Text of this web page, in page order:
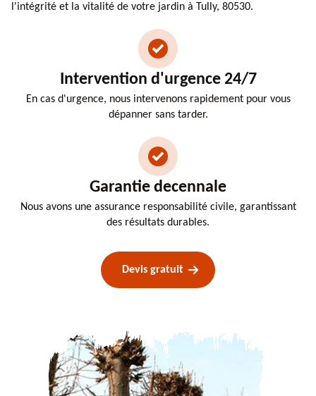
l'intégrité et la vitalité de votre jardin à Tully, 80530.
Intervention d'urgence 24/7
En cas d'urgence, nous intervenons rapidement pour vous
dépanner sans tarder.
Garantie decennale
Nous avons une assurance responsabilité civile, garantissant
des résultats durables.
Devis gratuit